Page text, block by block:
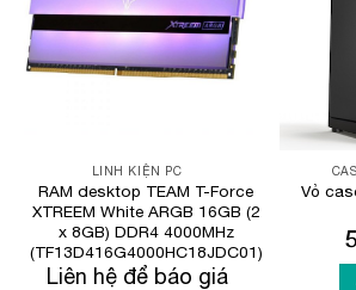
LINH KIỆN PC
RAM desktop TEAM T-Force
XTREEM White ARGB 16GB (2
x 8GB) DDR4 4000MHz
(TF13D416G4000HC18JDC01)
Liên hệ để báo giá
Vỏ